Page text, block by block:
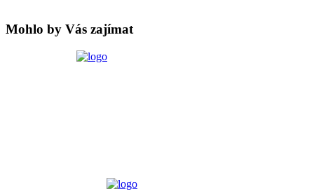
Mohlo by Vás zajímat